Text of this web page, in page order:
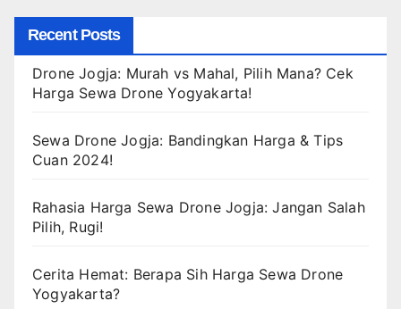
Recent Posts
Drone Jogja: Murah vs Mahal, Pilih Mana? Cek
Harga Sewa Drone Yogyakarta!
Sewa Drone Jogja: Bandingkan Harga & Tips
Cuan 2024!
Rahasia Harga Sewa Drone Jogja: Jangan Salah
Pilih, Rugi!
Cerita Hemat: Berapa Sih Harga Sewa Drone
Yogyakarta?